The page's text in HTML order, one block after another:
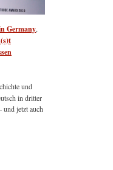
Germany
und
in dritter
jetzt auch